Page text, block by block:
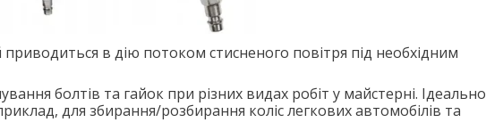
в дію потоком стисненого повітря під необхідним
болтів та гайок при різних видах робіт у майстерні. Ідеально
для збирання/розбирання коліс легкових автомобілів та